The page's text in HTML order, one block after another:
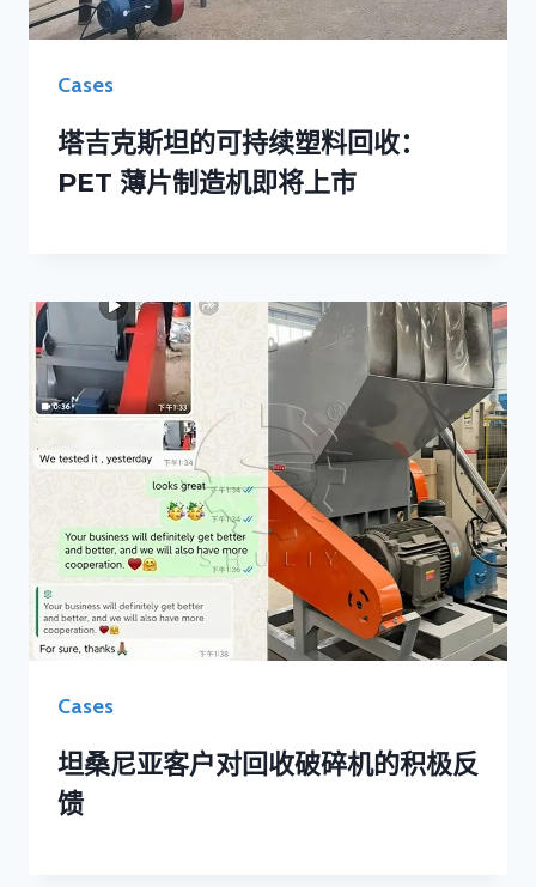
Cases
塔吉克斯坦的可持续塑料回收：
PET 薄片制造机即将上市
Cases
坦桑尼亚客户对回收破碎机的积极反
馈